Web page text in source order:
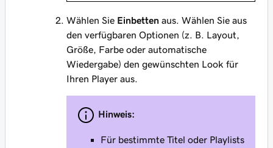
Wählen Sie Einbetten aus. Wählen Sie aus
den verfügbaren Optionen (z. B. Layout,
Größe, Farbe oder automatische
Wiedergabe) den gewünschten Look für
Ihren Player aus.
Hinweis:
Für bestimmte Titel oder Playlists